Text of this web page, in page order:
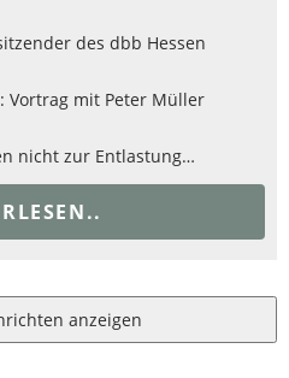
des dbb Hessen
Vortrag mit Peter Müller
nicht zur Entlastung…
anzeigen